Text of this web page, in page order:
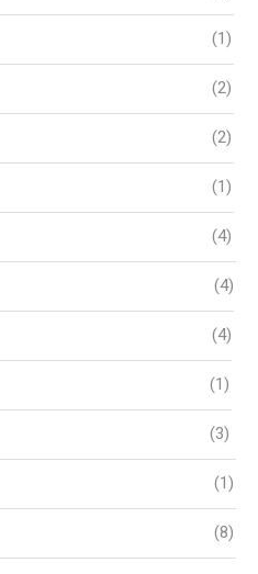
(1)
(2)
(2)
(1)
(4)
(4)
(4)
(1)
(3)
(1)
(8)